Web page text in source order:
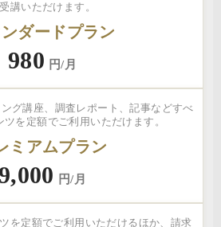
講いただけます。
ダードプラン
980 円/月
グ講座、調査レポート、記事などすべ
を定額でご利用いただけます。
ミアムプラン
円/月
を定額でご利用いただけるほか、請求